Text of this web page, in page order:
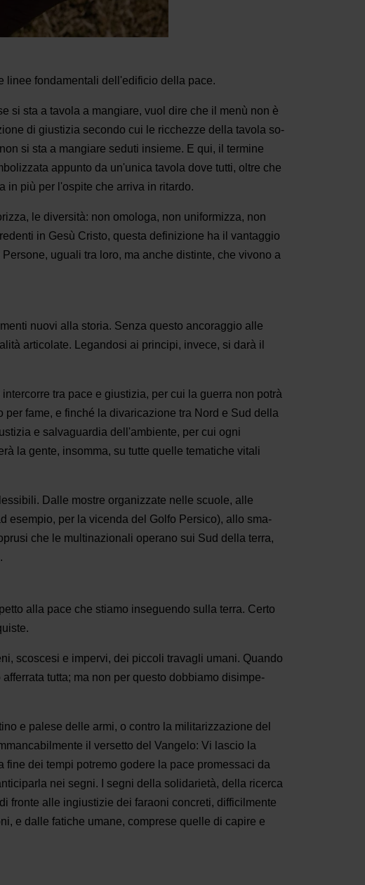
li­nee fondamentali dell'edificio della pace.
si sta a tavola a mangiare, vuol dire che il menù non è
di giustizia secondo cui le ricchezze della tavola so­
si sta a mangiare seduti insieme. E qui, il termine
appunto da un'unica tavola dove tutti, oltre che
in più per l'ospite che arriva in ritardo.
le diversità: non omologa, non uniformizza, non
in Gesù Cristo, questa definizione ha il vantaggio
uguali tra loro, ma anche distinte, che vivono a
nuovi alla storia. Senza questo ancoraggio alle
articolate. Legandosi ai principi, invece, si darà il
tra pace e giustizia, per cui la guerra non potrà
fame, e finché la divaricazione tra Nord e Sud della
e salvaguardia dell'ambiente, per cui ogni
la gente, insomma, su tutte quelle tematiche vitali
Dalle mostre organizzate nelle scuole, al­le
esempio, per la vicenda del Golfo Persico), allo sma­
che le multinazionali operano sui Sud della ter­ra,
alla pace che stiamo inseguendo sulla terra. Certo
scoscesi e impervi, dei piccoli travagli umani. Quan­do
tutta; ma non per questo dobbiamo disimpe­
e palese delle armi, o contro la militarizzazione del
il versetto del Vangelo: Vi lascio la
fine dei tempi potremo godere la pace promessaci da
nei segni. I segni della solidarietà, della ri­cerca
fronte alle ingiustizie dei faraoni concreti, difficilmente
e dalle fatiche umane, comprese quelle di capire e